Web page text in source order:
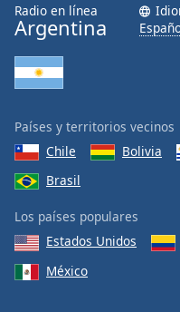
Radio en línea
Argentina
Países y territorios vecinos
Chile
Bolivia
Brasil
Los países populares
Estados Unidos
México